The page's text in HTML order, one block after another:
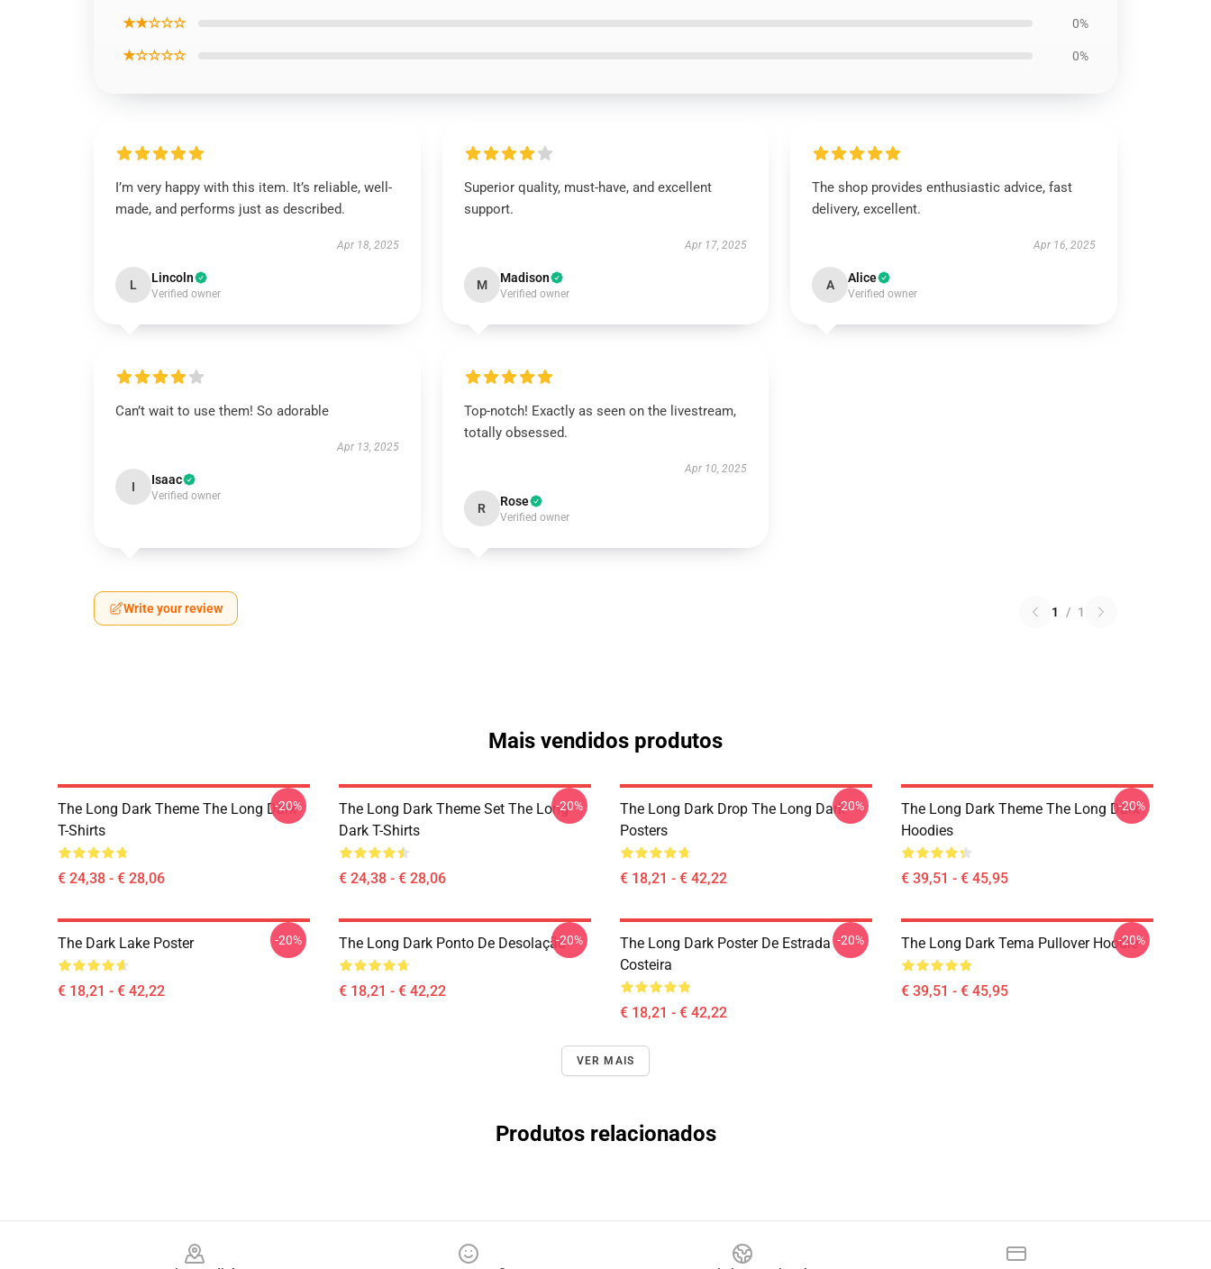
★★☆☆☆ 0%
★☆☆☆☆ 0%
I’m very happy with this item. It’s reliable, well-
made, and performs just as described.
Apr 18, 2025
L Lincoln
Verified owner
Superior quality, must-have, and excellent
support.
Apr 17, 2025
M Madison
Verified owner
The shop provides enthusiastic advice, fast
delivery, excellent.
Apr 16, 2025
A Alice
Verified owner
Can’t wait to use them! So adorable
Apr 13, 2025
I Isaac
Verified owner
Top-notch! Exactly as seen on the livestream,
totally obsessed.
Apr 10, 2025
R Rose
Verified owner
Write your review 1 / 1
Mais vendidos produtos
The Long Dark Theme The Long Dark
T-Shirts
€ 24,38 - € 28,06
-20%
The Long Dark Theme Set The Long
Dark T-Shirts
€ 24,38 - € 28,06
-20%
The Long Dark Drop The Long Dark
Posters
€ 18,21 - € 42,22
-20%
The Long Dark Theme The Long Dark
Hoodies
€ 39,51 - € 45,95
-20%
The Dark Lake Poster
€ 18,21 - € 42,22
-20% The Long Dark Ponto De Desolação
€ 18,21 - € 42,22
-20%
The Long Dark Poster De Estrada
Costeira
€ 18,21 - € 42,22
-20% The Long Dark Tema Pullover Hoodie
€ 39,51 - € 45,95
-20%
VER MAIS
Produtos relacionados